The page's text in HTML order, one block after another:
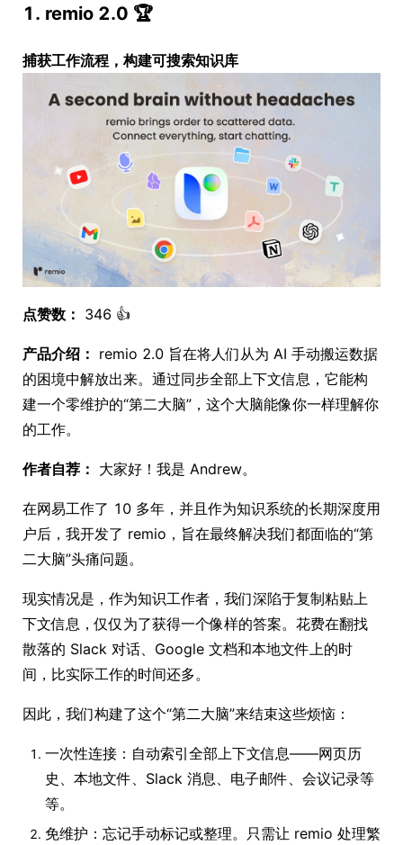
1. remio 2.0 🏆
捕获工作流程，构建可搜索知识库
点赞数： 346 👍
产品介绍： remio 2.0 旨在将人们从为 AI 手动搬运数据
的困境中解放出来。通过同步全部上下文信息，它能构
建一个零维护的“第二大脑”，这个大脑能像你一样理解你
的工作。
作者自荐： 大家好！我是 Andrew。
在网易工作了 10 多年，并且作为知识系统的长期深度用
户后，我开发了 remio，旨在最终解决我们都面临的“第
二大脑”头痛问题。
现实情况是，作为知识工作者，我们深陷于复制粘贴上
下文信息，仅仅为了获得一个像样的答案。花费在翻找
散落的 Slack 对话、Google 文档和本地文件上的时
间，比实际工作的时间还多。
因此，我们构建了这个“第二大脑”来结束这些烦恼：
一次性连接：自动索引全部上下文信息——网页历
史、本地文件、Slack 消息、电子邮件、会议记录等
等。
免维护：忘记手动标记或整理。只需让 remio 处理繁